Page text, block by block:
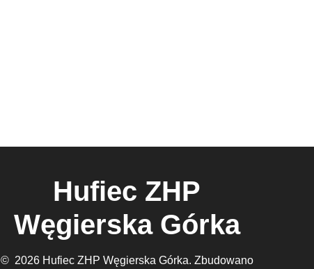
Hufiec ZHP
Węgierska Górka
© 2026 Hufiec ZHP Węgierska Górka. Zbudowano